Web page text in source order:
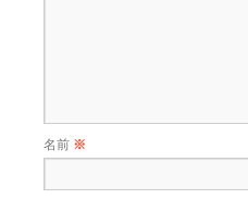
名前 ※